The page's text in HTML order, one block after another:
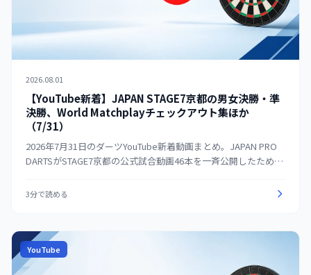
2026.08.01
【YouTube新着】JAPAN STAGE7京都の男女決勝・準
決勝、World Matchplayチェックアウト集ほか
（7/31）
2026年7月31日のダーツYouTube新着動画まとめ。JAPAN PRO
DARTSがSTAGE7京都の公式試合動画46本を一斉公開したため、
Matchplayチェックアウト集、投げ方解説、MODUSなどを紹介
3分で読める
YouTube